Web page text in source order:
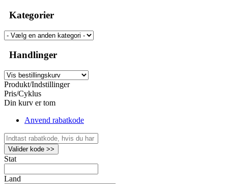
Kategorier
Handlinger
Produkt/Indstillinger
Pris/Cyklus
Din kurv er tom
Anvend rabatkode
Valider kode >>
Stat
Land